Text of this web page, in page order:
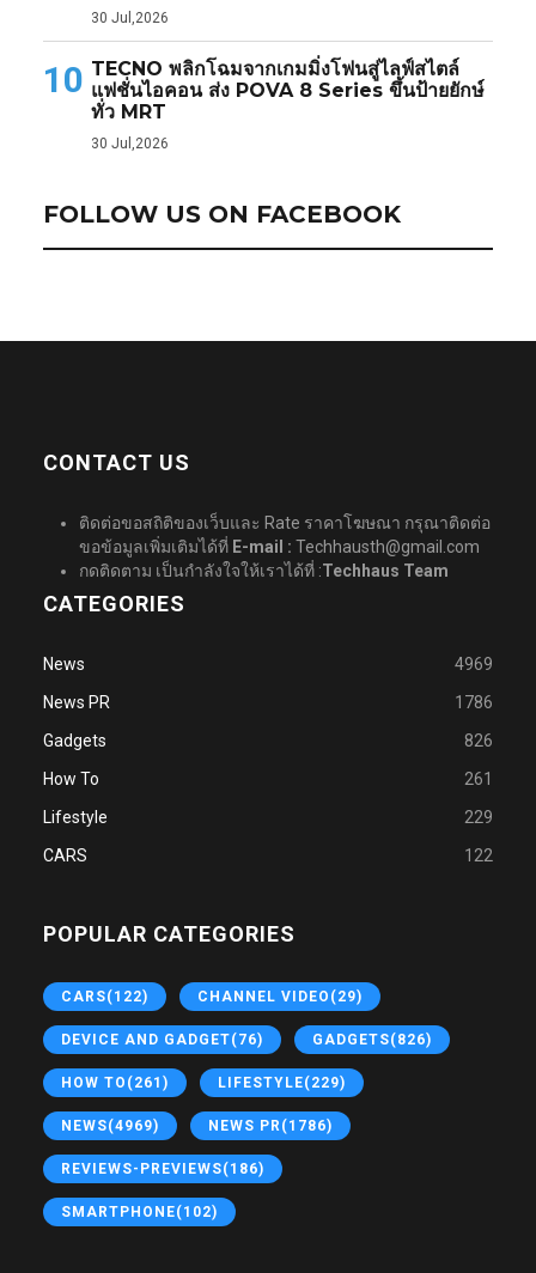
30 Jul,2026
10 TECNO พลิกโฉมจากเกมมิ่งโฟนสู่ไลฟ์สไตล์
แฟชั่นไอคอน ส่ง POVA 8 Series ขึ้นป้ายยักษ์
ทั่ว MRT
30 Jul,2026
FOLLOW US ON FACEBOOK
CONTACT US
ติดต่อขอสถิติของเว็บและ Rate ราคาโฆษณา กรุณาติดต่อ
ขอข้อมูลเพิ่มเติมได้ที่ E-mail : Techhausth@gmail.com
กดติดตาม เป็นกำลังใจให้เราได้ที่ :Techhaus Team
CATEGORIES
News
4969
News PR
1786
Gadgets
826
How To
261
Lifestyle
229
CARS
122
POPULAR CATEGORIES
CARS(122) CHANNEL VIDEO (29)
DEVICE AND GADGET(76) GADGETS(826)
HOW TO (261) LIFESTYLE(229)
NEWS(4969) NEWS PR(1786)
REVIEWS-PREVIEWS(186)
SMARTPHONE(102)